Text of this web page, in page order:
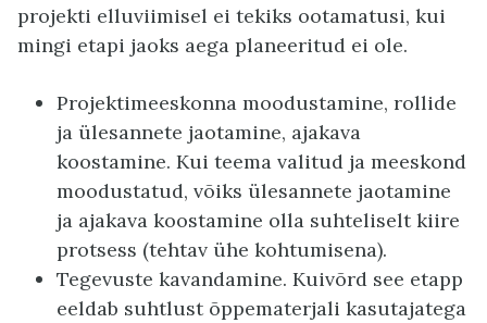
projekti elluviimisel ei tekiks ootamatusi, kui
mingi etapi jaoks aega planeeritud ei ole.
Projektimeeskonna moodustamine, rollide
ja ülesannete jaotamine, ajakava
koostamine. Kui teema valitud ja meeskond
moodustatud, võiks ülesannete jaotamine
ja ajakava koostamine olla suhteliselt kiire
protsess (tehtav ühe kohtumisena).
Tegevuste kavandamine. Kuivõrd see etapp
eeldab suhtlust õppematerjali kasutajatega